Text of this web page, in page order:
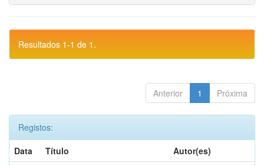
Resultados 1-1 de 1.
Anterior 1 Próxima
Registos:
Data
Título
Autor(es)